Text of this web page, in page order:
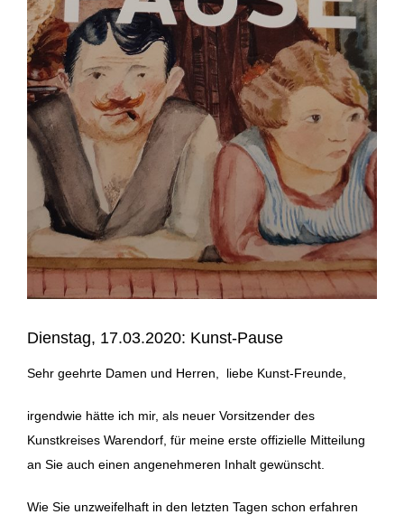
Dienstag, 17.03.2020: Kunst-Pause
Sehr geehrte Damen und Herren, liebe Kunst-Freunde,
irgendwie hätte ich mir, als neuer Vorsitzender des
Kunstkreises Warendorf, für meine erste offizielle Mitteilung
an Sie auch einen angenehmeren Inhalt gewünscht.
Wie Sie unzweifelhaft in den letzten Tagen schon erfahren